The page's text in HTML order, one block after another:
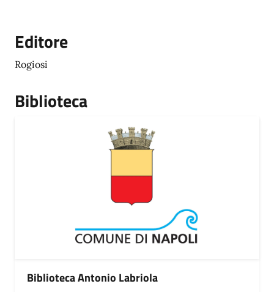
Editore
Rogiosi
Biblioteca
Biblioteca Antonio Labriola